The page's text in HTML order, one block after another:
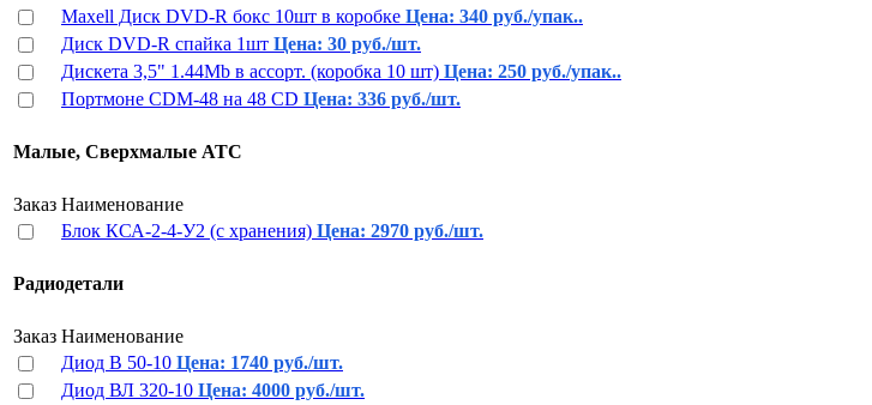
Maxell Диск DVD-R бокс 10шт в коробке Цена: 340 руб./упак..
Диск DVD-R спайка 1шт Цена: 30 руб./шт.
Дискета 3,5" 1.44Mb в ассорт. (коробка 10 шт) Цена: 250 руб./упак..
Портмоне CDM-48 на 48 CD Цена: 336 руб./шт.
Малые, Сверхмалые АТС
Заказ Наименование
Блок КСА-2-4-У2 (с хранения) Цена: 2970 руб./шт.
Радиодетали
Заказ Наименование
Диод В 50-10 Цена: 1740 руб./шт.
Диод ВЛ 320-10 Цена: 4000 руб./шт.